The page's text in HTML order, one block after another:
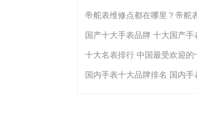
帝舵表维修点都在哪里？帝舵
十大名表排行 中国最受欢迎的
国内手表十大品牌排名 国内手